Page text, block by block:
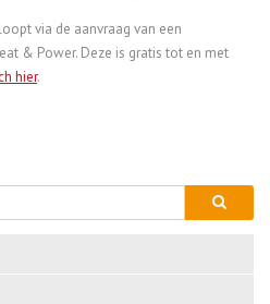
via de aanvraag van een
& Power. Deze is gratis tot en met
hier.